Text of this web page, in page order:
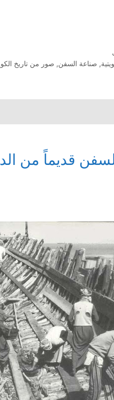
, صناعة السفن, صور من تاريخ
قديماً من